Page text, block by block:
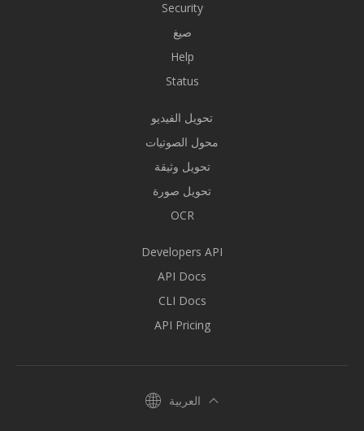
Security
صيغ
Help
Status
تحويل الفيديو
محول الصوتيات
تحويل وثيقة
تحويل صورة
OCR
Developers API
API Docs
CLI Docs
API Pricing
العربية